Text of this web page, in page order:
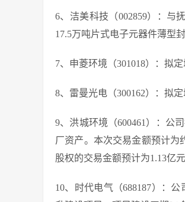
6、洁美科技（002859）：与
17.5万吨片式电子元器件薄型
7、申菱环境（301018）：拟
8、雷曼光电（300162）：拟
9、洪城环境（600461）：公
厂资产。本次交易金额预计为
股权的交易金额预计为1.13亿
10、时代电气（688187）：